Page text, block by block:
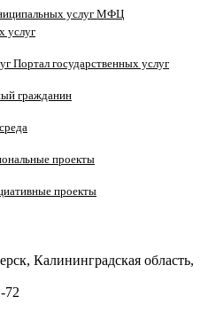
МФЦ
услуг
Портал государственных услуг
гражданин
проекты
проекты
Калининградская область,
72